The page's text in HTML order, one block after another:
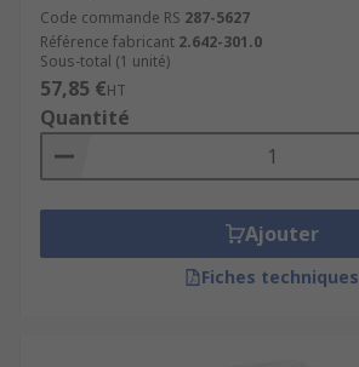
Code commande RS 287-5627
Référence fabricant 2.642-301.0
Sous-total (1 unité)
57,85 €HT
Quantité
Ajouter
Fiches techniques